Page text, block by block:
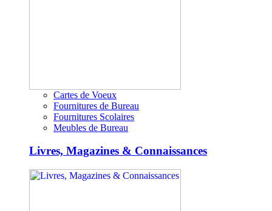
Cartes de Voeux
Fournitures de Bureau
Fournitures Scolaires
Meubles de Bureau
Livres, Magazines & Connaissances